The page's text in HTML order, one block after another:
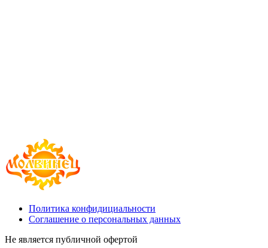
Политика конфидициальности
Соглашение о персональных данных
Не является публичной офертой